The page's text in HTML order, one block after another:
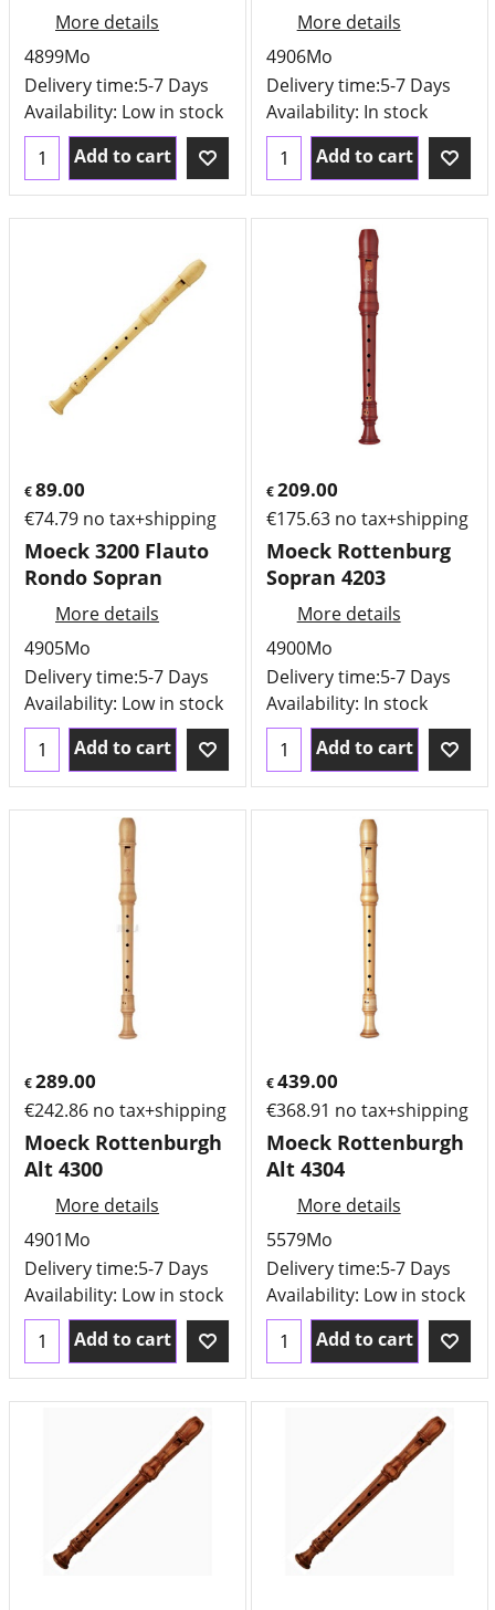
More details
4899Mo
Delivery time:5-7 Days
Availability: Low in stock
Add to cart
More details
4906Mo
Delivery time:5-7 Days
Availability: In stock
Add to cart
€89.00
€74.79 no tax+shipping
Moeck 3200 Flauto
Rondo Sopran
More details
4905Mo
Delivery time:5-7 Days
Availability: Low in stock
Add to cart
€209.00
€175.63 no tax+shipping
Moeck Rottenburg
Sopran 4203
More details
4900Mo
Delivery time:5-7 Days
Availability: In stock
Add to cart
€289.00
€242.86 no tax+shipping
Moeck Rottenburgh
Alt 4300
More details
4901Mo
Delivery time:5-7 Days
Availability: Low in stock
Add to cart
€439.00
€368.91 no tax+shipping
Moeck Rottenburgh
Alt 4304
More details
5579Mo
Delivery time:5-7 Days
Availability: Low in stock
Add to cart